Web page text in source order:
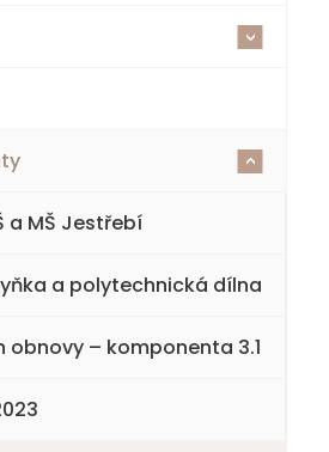
<
<
a MŠ Jestřebí
a polytechnická dílna
obnovy – komponenta 3.1